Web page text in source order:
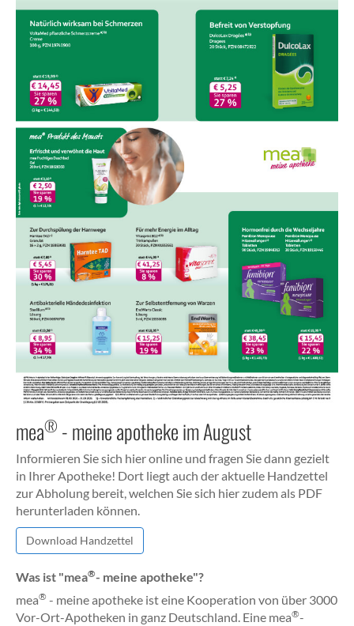
mea® - meine apotheke im August
Informieren Sie sich hier online und fragen Sie dann gezielt
in Ihrer Apotheke! Dort liegt auch der aktuelle Handzettel
zur Abholung bereit, welchen Sie sich hier zudem als PDF
herunterladen können.
Download Handzettel
Was ist "mea®- meine apotheke"?
mea® - meine apotheke ist eine Kooperation von über 3000
Vor-Ort-Apotheken in ganz Deutschland. Eine mea®-